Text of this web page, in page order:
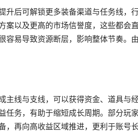
升后可解锁更多装备渠道与任务线，
案以及更高的市场信誉度，这些都会
容易导致资源断层，影响整体节奏。
主线与支线，可以获得资金、道具与
任务，有助于缩短成长周期。部分玩
再向高收益区域推进，更利于账号长